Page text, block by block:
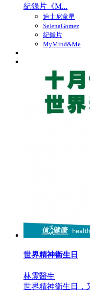
紀錄片《M...
迪士尼童星
SelenaGomez
紀錄片
MyMind&Me
世界精神衞生日
林震醫生
世界精神衞生日，